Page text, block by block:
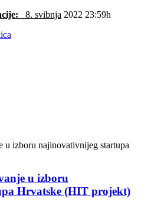
8. svibnja 2022 23:59h
u izboru
Hrvatske (HIT projekt)